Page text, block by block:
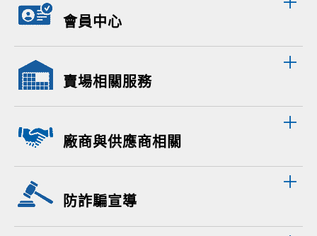
會員中心
賣場相關服務
廠商與供應商相關
防詐騙宣導